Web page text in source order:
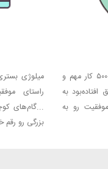
با کمک چالش‌های میلوژی بیش ۵۰۰۰۰ کار مهم و
به
رو به
راستای
...‏گام‌های
بزرگی رو رقم